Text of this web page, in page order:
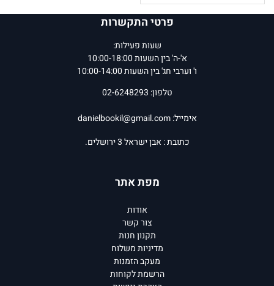
פרטי התקשרות
שעות פעילות:
א'-ה' בין השעות 10:00-18:00
ו' וערבי חג' בין השעות 10:00-14:00
טלפון: 02-6248293
אימייל:danielbookil@gmail.com
כתובת : אבן ישראל 3 ירושלים.
מפת אתר
אודות
צור קשר
תקנון חנות
מדיניות משלוח
מעקב הזמנות
הרשמת לקוחות